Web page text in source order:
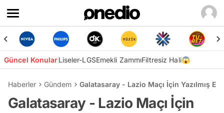
Güncel KonularLiseler-LGSEmekli ZammıFiltresiz Hali😱
Haberler Gündem Galatasaray - Lazio Maçı İçin Yazılmış En
Galatasaray - Lazio Maçı İçin